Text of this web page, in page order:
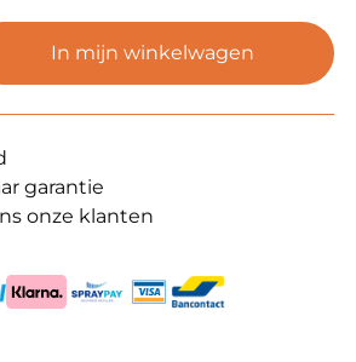
In mijn winkelwagen
garantie
onze klanten